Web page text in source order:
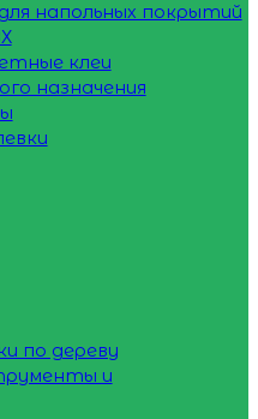
напольных покрытий
клеи
назначения
по дереву
и